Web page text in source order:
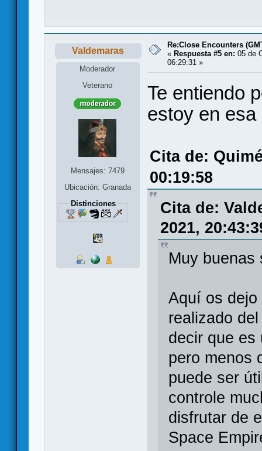
Valdemaras
Moderador
Veterano
Mensajes: 7479
Ubicación: Granada
Distinciones
Re:Close Encounters
« Respuesta #5 en: 05 de
06:29:31 »
Te entiendo
estoy en
Cita de:
00:19:58
Cita de:
2021,
Muy
Aquí os
realizado
decir que es
pero
puede ser
controle
disfrutar de
Space